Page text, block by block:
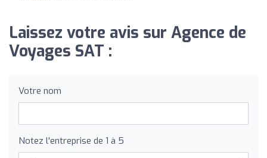
Laissez votre avis sur Agence de
Voyages SAT :
Votre nom
Notez l'entreprise de 1 à 5